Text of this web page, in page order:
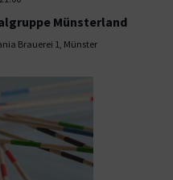
Münsterland
Brauerei 1, Münster